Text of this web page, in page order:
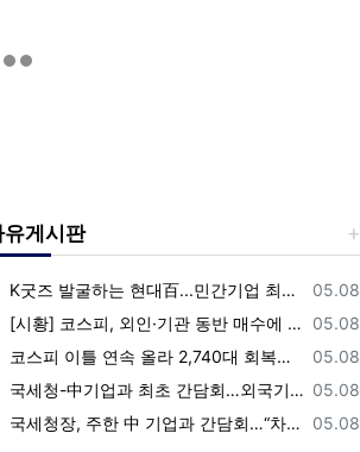
렬
유게시판
등록일
05.08
K굿즈 발굴하는 현대百...민간기업 최초 ‘대한민국 관광공모전’ 후원
등록일
05.08
[시황] 코스피, 외인·기관 동반 매수에 연이틀 상승…2745.05 마감
등록일
05.08
코스피 이틀 연속 올라 2,740대 회복…코스닥은 강보합(종합)
등록일
05.08
국세청-中기업과 최초 간담회…외국기업 세제혜택 등 논의
등록일
05.08
국세청장, 주한 中 기업과 간담회…“차별없는 공정과세 약속”